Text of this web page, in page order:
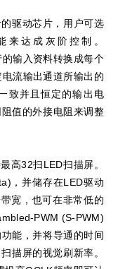
驱动芯片，用户可选
来达成灰阶控制。
输入资料转换成每个
流输出通道所输出的
致并且恒定的输出电
值的外接电阻来调整
高32扫LED扫描屏。
，并储存在LED驱动
宽，也可在非常低的
PWM (S-PWM)
能，并将导通的时间
描屏的视觉刷新率。